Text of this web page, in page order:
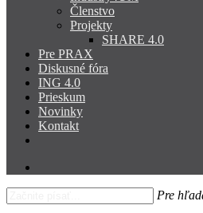
Členstvo
Projekty
SHARE 4.0
Pre PRAX
Diskusné fóra
ING 4.0
Prieskum
Novinky
Kontakt
Pre